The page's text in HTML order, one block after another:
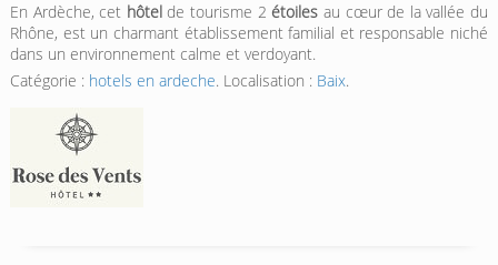
En Ardèche, cet hôtelde tourisme 2étoiles au cœur de la vallée du
Rhône, est un charmant établissement familial et responsable niché
dans un environnement calme et verdoyant.
Catégorie : hotels en ardeche. Localisation : Baix.